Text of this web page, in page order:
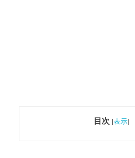
目次 [表示]